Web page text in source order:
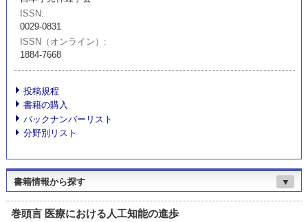
ISSN
0029-0831
ISSN（オンライン）
1884-7668
投稿規程
書籍の購入
バックナンバーリスト
分野別リスト
書籍情報から探す ▼
巻頭言 医療における人工知能の進歩